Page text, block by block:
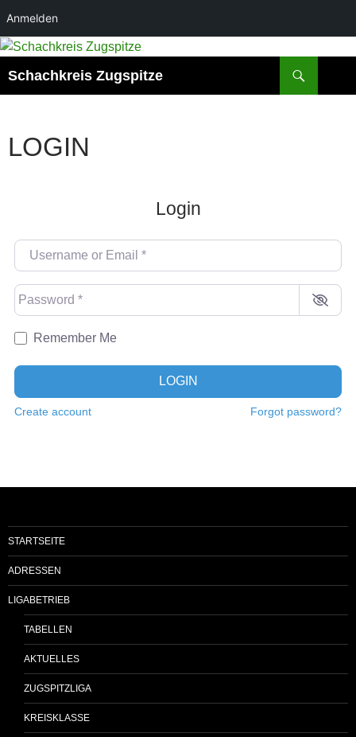
Anmelden
Schachkreis Zugspitze
LOGIN
Login
Username or Email
Password*
Remember Me
LOGIN
Create account Forgot password?
STARTSEITE
ADRESSEN
LIGABETRIEB
TABELLEN
AKTUELLES
ZUGSPITZLIGA
KREISKLASSE